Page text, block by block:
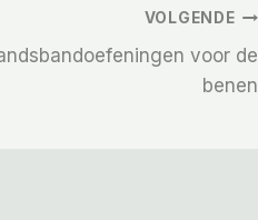
VOLGENDE
voor de
benen